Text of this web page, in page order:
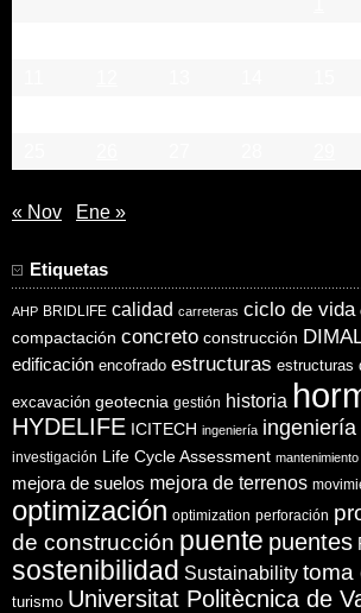
« Nov Ene »
Etiquetas
AHP BRIDLIFE calidad carreteras ciclo de vida
compactación concreto construcción
edificación encofrado estructuras estructuras
excavación geotecnia gestión historia
HYDELIFE ICITECH ingeniería ingeniería
investigación Life Cycle Assessment mantenimiento
mejora de suelos mejora de terrenos
optimización optimization perforación
de construcción puente puentes
sostenibilidad Sustainability toma
turismo Universitat Politècnica de